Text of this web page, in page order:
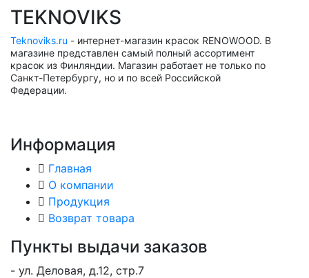
TEKNOVIKS
Teknoviks.ru - интернет-магазин красок RENOWOOD. В
магазине представлен самый полный ассортимент
красок из Финляндии. Магазин работает не только по
Санкт-Петербургу, но и по всей Российской
Федерации.
Информация
Главная
О компании
Продукция
Возврат товара
Пункты выдачи заказов
- ул. Деловая, д.12, стр.7